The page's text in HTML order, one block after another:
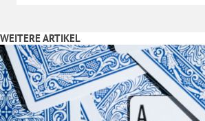
WEITERE ARTIKEL